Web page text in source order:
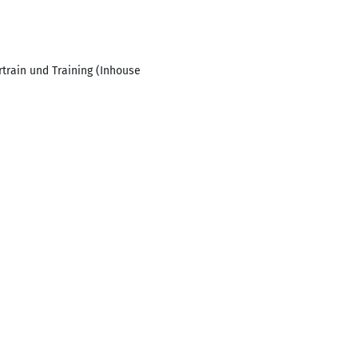
und Training (Inhouse